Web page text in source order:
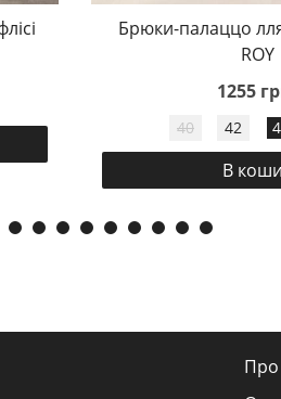
Брюки-палаццо
ROY
1255
40 42
В
Про